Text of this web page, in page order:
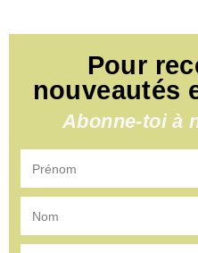
Pour
nouveautés
Abonne-toi à